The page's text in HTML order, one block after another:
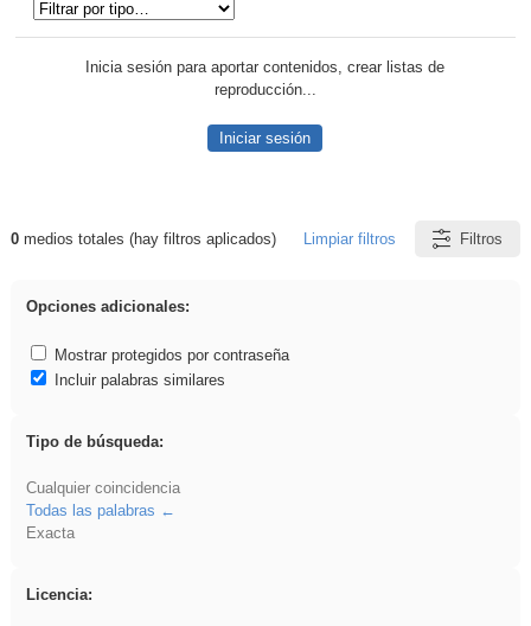
Inicia sesión para aportar contenidos, crear listas de
reproducción...
Iniciar sesión
Resultados de: sumar
0medios totales (hay filtros aplicados) Limpiar filtros Filtros
Opciones adicionales:
Mostrar protegidos por contraseña
Incluir palabras similares
Tipo de búsqueda:
Cualquier coincidencia
Todas las palabras
Exacta
Licencia: